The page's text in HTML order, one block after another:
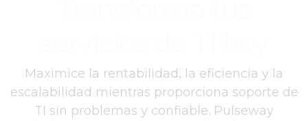
Maximice la rentabilidad, la eficiencia y la
escalabilidad mientras proporciona soporte de
TI sin problemas y confiable. Pulseway